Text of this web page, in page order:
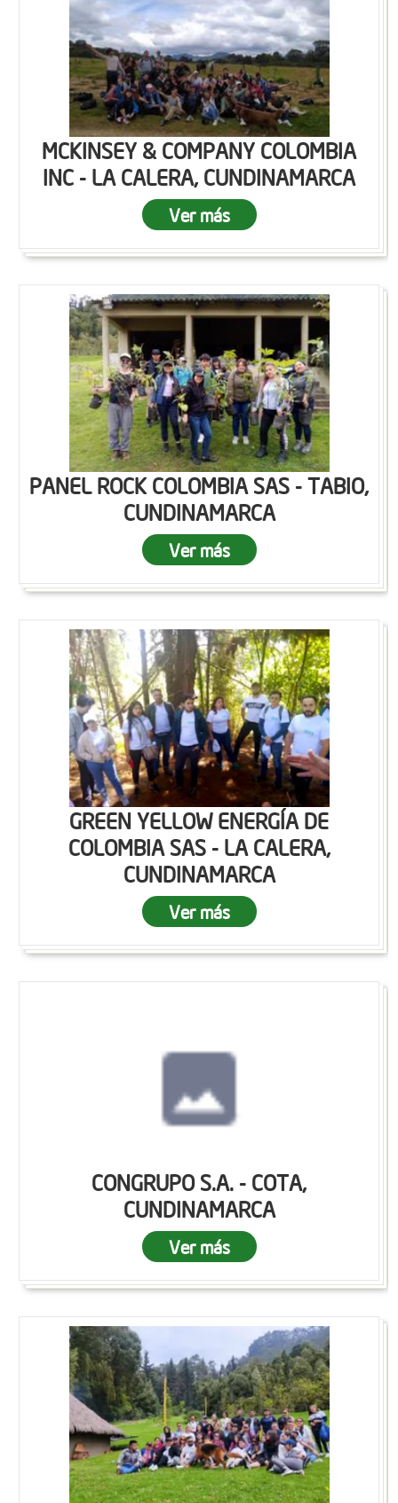
MCKINSEY & COMPANY COLOMBIA
INC - LA CALERA, CUNDINAMARCA
Ver más
PANEL ROCK COLOMBIA SAS - TABIO,
CUNDINAMARCA
Ver más
GREEN YELLOW ENERGÍA DE
COLOMBIA SAS - LA CALERA,
CUNDINAMARCA
Ver más
CONGRUPO S.A. - COTA,
CUNDINAMARCA
Ver más